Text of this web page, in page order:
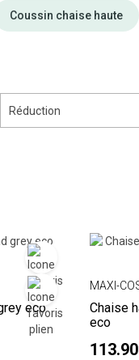
Coussin chaise haute
Réduction
eco
MAXI-
Chaise
eco